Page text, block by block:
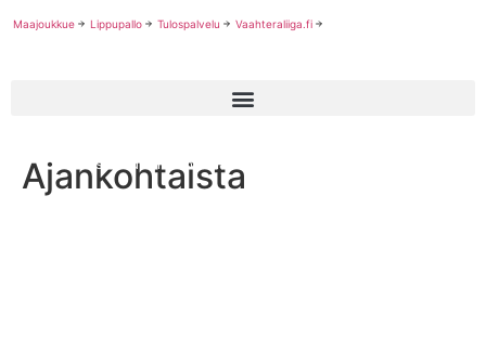
Maajoukkue Lippupallo Tulospalvelu Vaahteraliiga.fi
Ajankohtaista
Miesten divarin toisella kierroksella otetaan